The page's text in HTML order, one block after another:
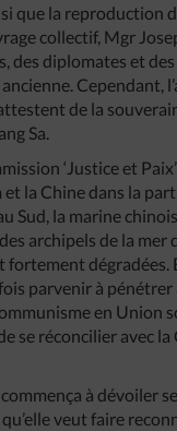
que la reproduction
collectif, Mgr
diplomates et
de la
Sa.
‘Justice et
la Chine dans la
Sud, la marine
archipels de la
fortement
parvenir à pénétrer
en Union
se réconcilier avec
à dévoiler
veut faire